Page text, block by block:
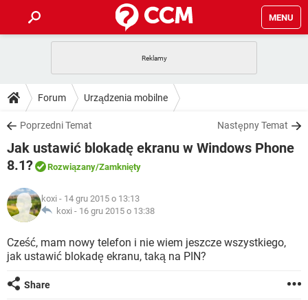
MENU
GRY WHATSAPP
SPOTIFY
INSTAGRAM FACEBOOK
WINDOWS 10
PORADY
PlayStation TIKTOK
SPOTIFY
WINDOWS 10
DO POBRANIA
ANDROID TIKTOK
GRY
IOS
INSTAGRAM
WINDOWS 10
FORUM
GRY
INSTAGRAM FACEBOOK
WINDOWS 10
ARTYKUŁY
COVID-19
GRY WHATSAPP
NETFLIX
INSTAGRAM
Forum Urządzenia mobilne
Poprzedni Temat Następny Temat
Jak ustawić blokadę ekranu w Windows Phone
8.1?
Rozwiązany/Zamknięty
koxi - 14 gru 2015 o 13:13
koxi - 16 gru 2015 o 13:38
Cześć, mam nowy telefon i nie wiem jeszcze wszystkiego,
jak ustawić blokadę ekranu, taką na PIN?
Share